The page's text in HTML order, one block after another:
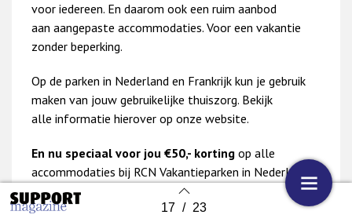
Back to index 17 / 23
voor iedereen. En daarom ook een ruim aanbod
aan aangepaste accommodaties. Voor een vakantie
zonder beperking.
Op de parken in Nederland en Frankrijk kun je gebruik
maken van jouw gebruikelijke thuiszorg. Bekijk
alle informatie hierover op onze website.
En nu speciaal voor jou €50,- korting op alle
accommodaties bij RCN Vakantieparken in Nederland
en Frankrijk. Bij een minimale besteding van €250,-. Ga
voor de actievoorwaarden naar de
website van RCN.